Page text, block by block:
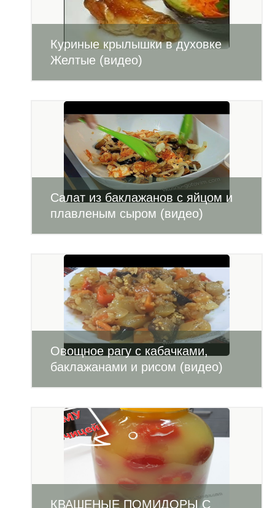
Куриные крылышки в духовке
Желтые (видео)
Салат из баклажанов с яйцом и
плавленым сыром (видео)
Овощное рагу с кабачками,
баклажанами и рисом (видео)
КВАШЕНЫЕ ПОМИДОРЫ С